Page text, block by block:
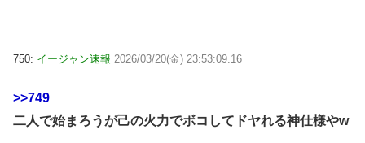
750: イージャン速報 2026/03/20(金) 23:53:09.16
>>749
二人で始まろうが己の火力でボコしてドヤれる神仕様やw